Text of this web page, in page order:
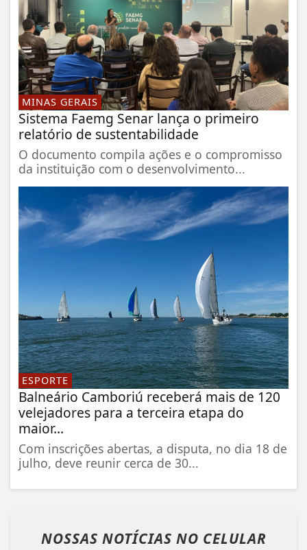
MINAS GERAIS
Sistema Faemg Senar lança o primeiro
relatório de sustentabilidade
O documento compila ações e o compromisso
da instituição com o desenvolvimento...
ESPORTE
Balneário Camboriú receberá mais de 120
velejadores para a terceira etapa do
maior...
Com inscrições abertas, a disputa, no dia 18 de
julho, deve reunir cerca de 30...
NOSSAS NOTÍCIAS NO CELULAR